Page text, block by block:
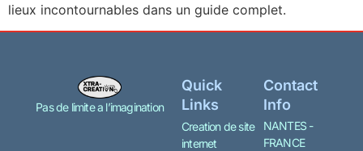
lieux incontournables dans un guide complet.
Pas de limite a l’imagination
Quick
Links
Creation de site
internet
Contact
Info
NANTES -
FRANCE